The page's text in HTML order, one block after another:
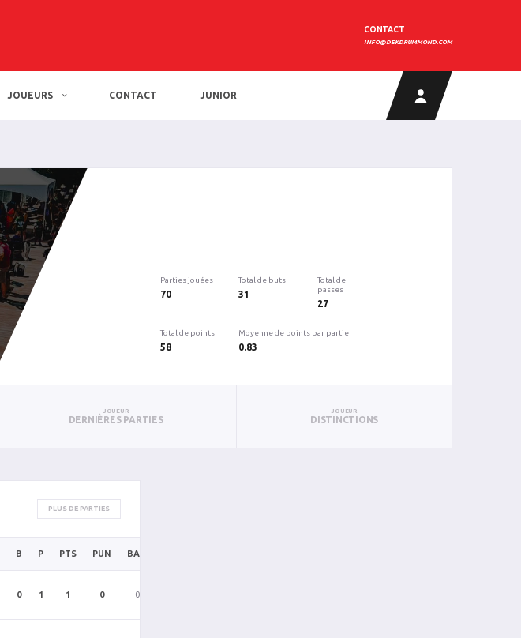
CONTACT
INFO@DEKDRUMMOND.COM
JOUEURS CONTACT JUNIOR
Parties jouées
70
Total de buts
31
Total de
passes
27
Total de points
58
Moyenne de points par partie
0.83
JOUEUR
DERNIÈRES PARTIES
JOUEUR
DISTINCTIONS
PLUS DE PARTIES
B P PTS PUN BAN
0 1 1 0 0